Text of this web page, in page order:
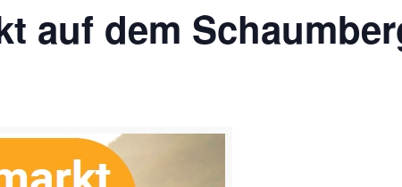
auf dem